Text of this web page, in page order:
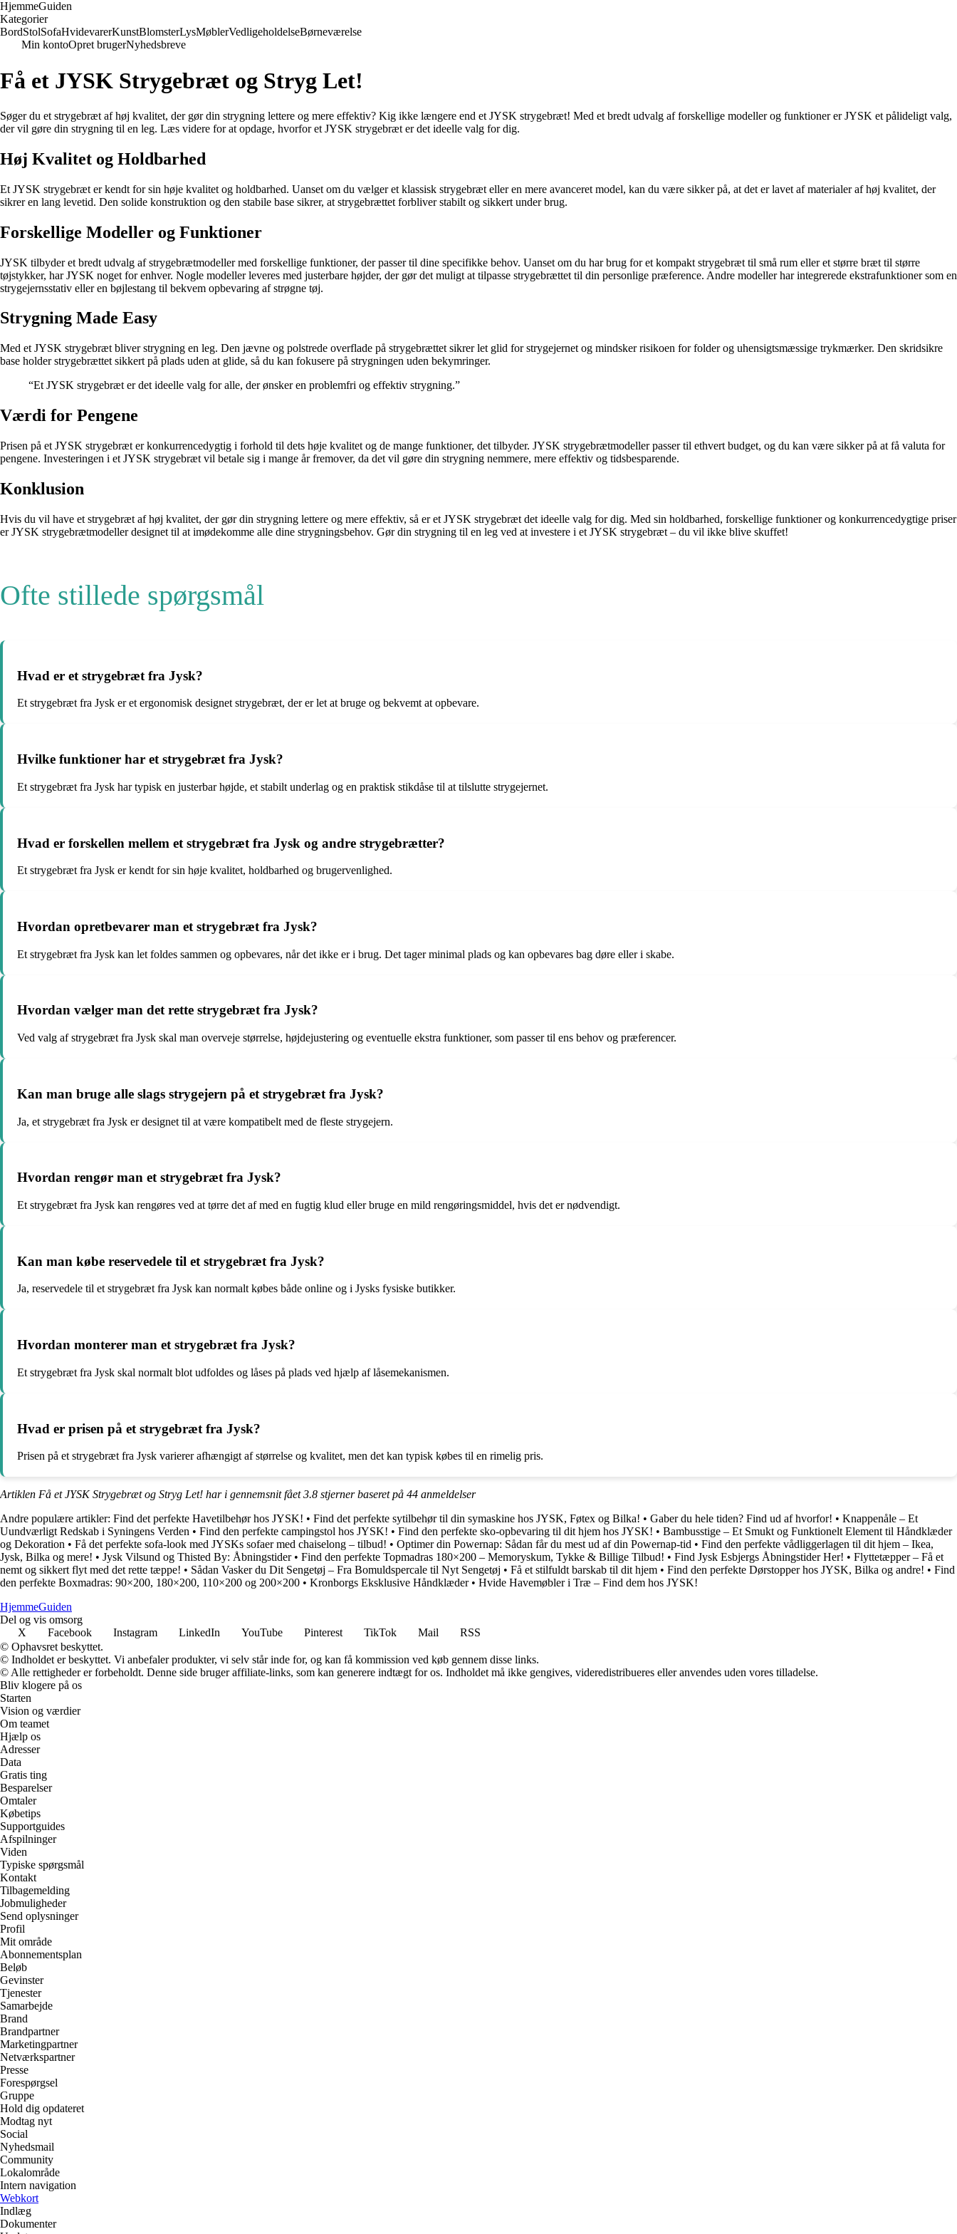
HjemmeGuiden
Kategorier
BordStolSofaHvidevarerKunstBlomsterLysMøblerVedligeholdelseBørneværelse
Min kontoOpret brugerNyhedsbreve
Få et JYSK Strygebræt og Stryg Let!
Søger du et strygebræt af høj kvalitet, der gør din strygning lettere og mere effektiv? Kig ikke længere end et JYSK strygebræt! Med et bredt udvalg af forskellige modeller og funktioner er JYSK et pålideligt valg,
der vil gøre din strygning til en leg. Læs videre for at opdage, hvorfor et JYSK strygebræt er det ideelle valg for dig.
Høj Kvalitet og Holdbarhed
Et JYSK strygebræt er kendt for sin høje kvalitet og holdbarhed. Uanset om du vælger et klassisk strygebræt eller en mere avanceret model, kan du være sikker på, at det er lavet af materialer af høj kvalitet, der
sikrer en lang levetid. Den solide konstruktion og den stabile base sikrer, at strygebrættet forbliver stabilt og sikkert under brug.
Forskellige Modeller og Funktioner
JYSK tilbyder et bredt udvalg af strygebrætmodeller med forskellige funktioner, der passer til dine specifikke behov. Uanset om du har brug for et kompakt strygebræt til små rum eller et større bræt til større
tøjstykker, har JYSK noget for enhver. Nogle modeller leveres med justerbare højder, der gør det muligt at tilpasse strygebrættet til din personlige præference. Andre modeller har integrerede ekstrafunktioner som en
strygejernsstativ eller en bøjlestang til bekvem opbevaring af strøgne tøj.
Strygning Made Easy
Med et JYSK strygebræt bliver strygning en leg. Den jævne og polstrede overflade på strygebrættet sikrer let glid for strygejernet og mindsker risikoen for folder og uhensigtsmæssige trykmærker. Den skridsikre
base holder strygebrættet sikkert på plads uden at glide, så du kan fokusere på strygningen uden bekymringer.
“Et JYSK strygebræt er det ideelle valg for alle, der ønsker en problemfri og effektiv strygning.”
Værdi for Pengene
Prisen på et JYSK strygebræt er konkurrencedygtig i forhold til dets høje kvalitet og de mange funktioner, det tilbyder. JYSK strygebrætmodeller passer til ethvert budget, og du kan være sikker på at få valuta for
pengene. Investeringen i et JYSK strygebræt vil betale sig i mange år fremover, da det vil gøre din strygning nemmere, mere effektiv og tidsbesparende.
Konklusion
Hvis du vil have et strygebræt af høj kvalitet, der gør din strygning lettere og mere effektiv, så er et JYSK strygebræt det ideelle valg for dig. Med sin holdbarhed, forskellige funktioner og konkurrencedygtige priser
er JYSK strygebrætmodeller designet til at imødekomme alle dine strygningsbehov. Gør din strygning til en leg ved at investere i et JYSK strygebræt – du vil ikke blive skuffet!
Ofte stillede spørgsmål
Hvad er et strygebræt fra Jysk?
Et strygebræt fra Jysk er et ergonomisk designet strygebræt, der er let at bruge og bekvemt at opbevare.
Hvilke funktioner har et strygebræt fra Jysk?
Et strygebræt fra Jysk har typisk en justerbar højde, et stabilt underlag og en praktisk stikdåse til at tilslutte strygejernet.
Hvad er forskellen mellem et strygebræt fra Jysk og andre strygebrætter?
Et strygebræt fra Jysk er kendt for sin høje kvalitet, holdbarhed og brugervenlighed.
Hvordan opretbevarer man et strygebræt fra Jysk?
Et strygebræt fra Jysk kan let foldes sammen og opbevares, når det ikke er i brug. Det tager minimal plads og kan opbevares bag døre eller i skabe.
Hvordan vælger man det rette strygebræt fra Jysk?
Ved valg af strygebræt fra Jysk skal man overveje størrelse, højdejustering og eventuelle ekstra funktioner, som passer til ens behov og præferencer.
Kan man bruge alle slags strygejern på et strygebræt fra Jysk?
Ja, et strygebræt fra Jysk er designet til at være kompatibelt med de fleste strygejern.
Hvordan rengør man et strygebræt fra Jysk?
Et strygebræt fra Jysk kan rengøres ved at tørre det af med en fugtig klud eller bruge en mild rengøringsmiddel, hvis det er nødvendigt.
Kan man købe reservedele til et strygebræt fra Jysk?
Ja, reservedele til et strygebræt fra Jysk kan normalt købes både online og i Jysks fysiske butikker.
Hvordan monterer man et strygebræt fra Jysk?
Et strygebræt fra Jysk skal normalt blot udfoldes og låses på plads ved hjælp af låsemekanismen.
Hvad er prisen på et strygebræt fra Jysk?
Prisen på et strygebræt fra Jysk varierer afhængigt af størrelse og kvalitet, men det kan typisk købes til en rimelig pris.
Artiklen Få et JYSK Strygebræt og Stryg Let! har i gennemsnit fået3.8 stjerner baseret på 44 anmeldelser
Andre populære artikler: Find det perfekte Havetilbehør hos JYSK! • Find det perfekte sytilbehør til din symaskine hos JYSK, Føtex og Bilka! • Gaber du hele tiden? Find ud af hvorfor! • Knappenåle – Et
Uundværligt Redskab i Syningens Verden • Find den perfekte campingstol hos JYSK! • Find den perfekte sko-opbevaring til dit hjem hos JYSK! • Bambusstige – Et Smukt og Funktionelt Element til Håndklæder
og Dekoration • Få det perfekte sofa-look med JYSKs sofaer med chaiselong – tilbud! • Optimer din Powernap: Sådan får du mest ud af din Powernap-tid • Find den perfekte vådliggerlagen til dit hjem – Ikea,
Jysk, Bilka og mere! • Jysk Vilsund og Thisted By: Åbningstider• Find den perfekte Topmadras 180×200 – Memoryskum, Tykke & Billige Tilbud! • Find Jysk Esbjergs Åbningstider Her! • Flyttetæpper – Få et
nemt og sikkert flyt med det rette tæppe! • Sådan Vasker du Dit Sengetøj – Fra Bomuldspercale til Nyt Sengetøj • Få et stilfuldt barskab til dit hjem • Find den perfekte Dørstopper hos JYSK, Bilka og andre! • Find
den perfekte Boxmadras: 90×200, 180×200, 110×200 og 200×200 • Kronborgs Eksklusive Håndklæder• Hvide Havemøbler i Træ – Find dem hos JYSK!
HjemmeGuiden
Del og vis omsorg
X
Facebook Instagram LinkedIn YouTube Pinterest TikTok Mail
RSS
© Ophavsret beskyttet.
© Indholdet er beskyttet. Vi anbefaler produkter, vi selv står inde for, og kan få kommission ved køb gennem disse links.
© Alle rettigheder er forbeholdt. Denne side bruger affiliate-links, som kan generere indtægt for os. Indholdet må ikke gengives, videredistribueres eller anvendes uden vores tilladelse.
Bliv klogere på os
Starten
Vision og værdier
Om teamet
Hjælp os
Adresser
Data
Gratis ting
Besparelser
Omtaler
Købetips
Supportguides
Afspilninger
Viden
Typiske spørgsmål
Kontakt
Tilbagemelding
Jobmuligheder
Send oplysninger
Profil
Mit område
Abonnementsplan
Beløb
Gevinster
Tjenester
Samarbejde
Brand
Brandpartner
Marketingpartner
Netværkspartner
Presse
Forespørgsel
Gruppe
Hold dig opdateret
Modtag nyt
Social
Nyhedsmail
Community
Lokalområde
Intern navigation
Webkort
Indlæg
Dokumenter